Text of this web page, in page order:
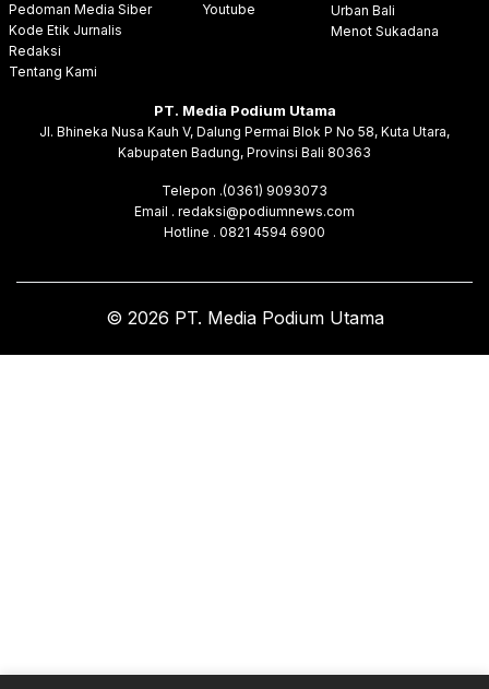
Pedoman Media Siber
Kode Etik Jurnalis
Redaksi
Tentang Kami
Youtube
Urban Bali
Menot Sukadana
PT. Media Podium Utama
Jl. Bhineka Nusa Kauh V, Dalung Permai Blok P No 58, Kuta Utara,
Kabupaten Badung, Provinsi Bali 80363
Telepon .(0361) 9093073
Email . redaksi@podiumnews.com
Hotline . 0821 4594 6900
© 2026 PT. Media Podium Utama